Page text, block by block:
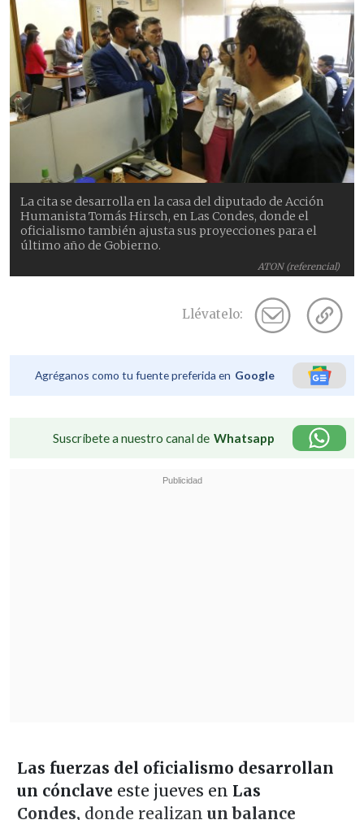
ATON (referencial)
La cita se desarrolla en la casa del diputado de Acción
Humanista Tomás Hirsch, en Las Condes, donde el
oficialismo también ajusta sus proyecciones para el
último año de Gobierno.
Llévatelo:
Agréganos como tu fuente preferida en Google
Suscríbete a nuestro canal de Whatsapp
Las fuerzas del oficialismo desarrollan
un cónclave este jueves en Las
Condes, donde realizan un balance